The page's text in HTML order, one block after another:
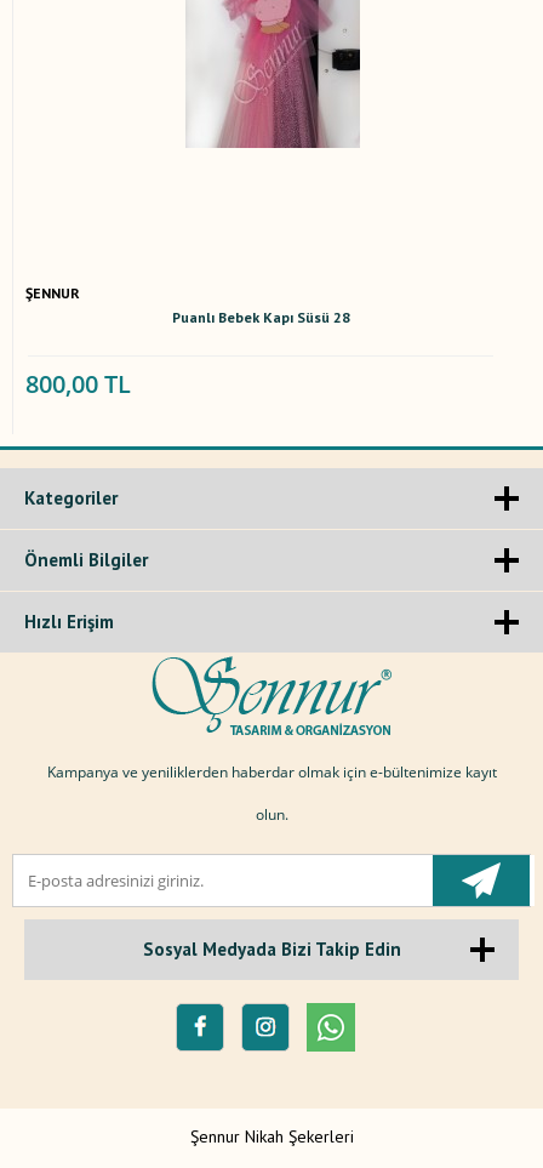
ŞENNUR
Puanlı Bebek Kapı Süsü 28
800,00 TL
Kategoriler
Önemli Bilgiler
Hızlı Erişim
Kampanya ve yeniliklerden haberdar olmak için e-bültenimize kayıt
olun.
Sosyal Medyada Bizi Takip Edin
Şennur Nikah Şekerleri